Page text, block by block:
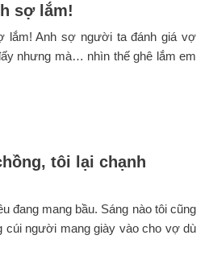
sợ lắm!
lắm! Anh sợ người ta đánh giá vợ
nhưng mà… nhìn thế ghê lắm em
tôi lại chạnh
đang mang bầu. Sáng nào tôi cũng
cúi người mang giày vào cho vợ dù